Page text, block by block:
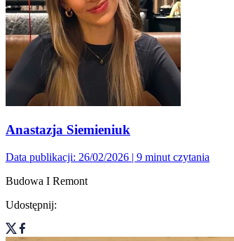
Anastazja Siemieniuk
Data publikacji: 26/02/2026 | 9 minut czytania
Budowa I Remont
Udostępnij: